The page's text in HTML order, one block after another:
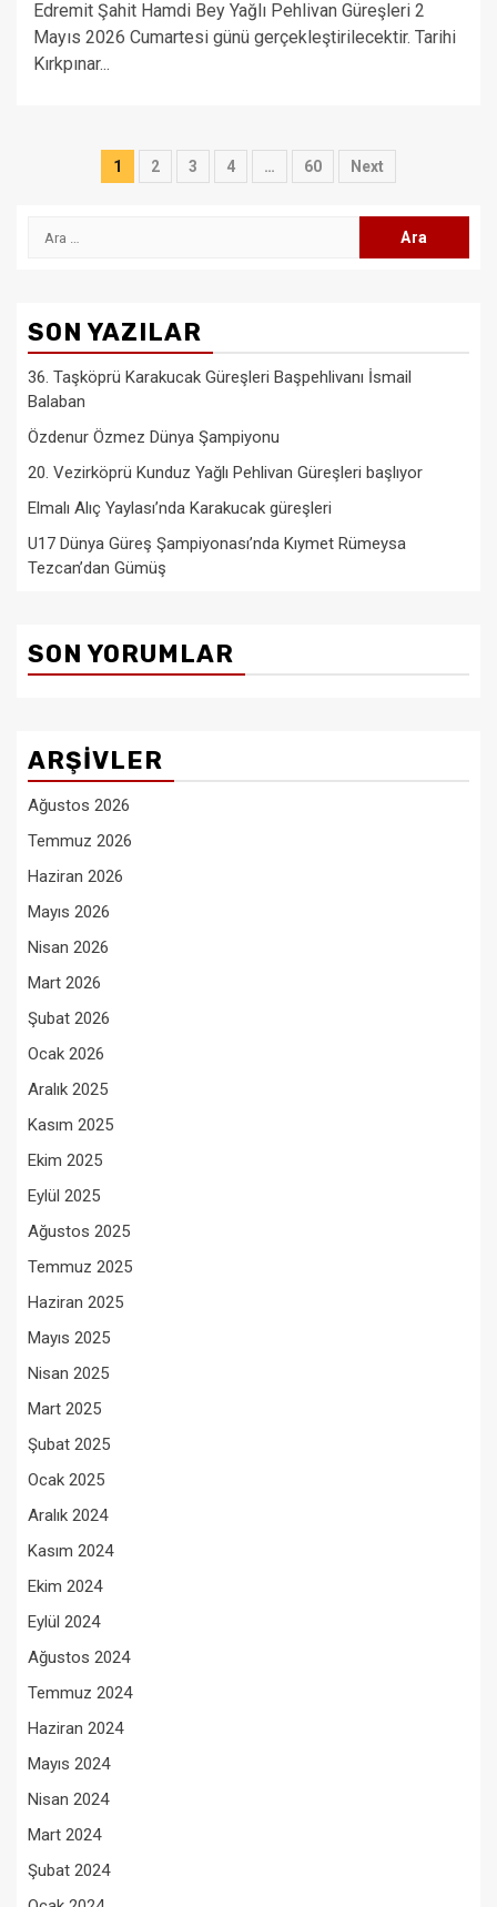
Edremit Şahit Hamdi Bey Yağlı Pehlivan Güreşleri 2
Mayıs 2026 Cumartesi günü gerçekleştirilecektir. Tarihi
Kırkpınar...
Yazı
1 2 3 4 … 60 Next
Arama:
SON YAZILAR
36. Taşköprü Karakucak Güreşleri Başpehlivanı İsmail
Balaban
Özdenur Özmez Dünya Şampiyonu
20. Vezirköprü Kunduz Yağlı Pehlivan Güreşleri başlıyor
Elmalı Alıç Yaylası’nda Karakucak güreşleri
U17 Dünya Güreş Şampiyonası’nda Kıymet Rümeysa
Tezcan’dan Gümüş
SON YORUMLAR
ARŞIVLER
Ağustos 2026
Temmuz 2026
Haziran 2026
Mayıs 2026
Nisan 2026
Mart 2026
Şubat 2026
Ocak 2026
Aralık 2025
Kasım 2025
Ekim 2025
Eylül 2025
Ağustos 2025
Temmuz 2025
Haziran 2025
Mayıs 2025
Nisan 2025
Mart 2025
Şubat 2025
Ocak 2025
Aralık 2024
Kasım 2024
Ekim 2024
Eylül 2024
Ağustos 2024
Temmuz 2024
Haziran 2024
Mayıs 2024
Nisan 2024
Mart 2024
Şubat 2024